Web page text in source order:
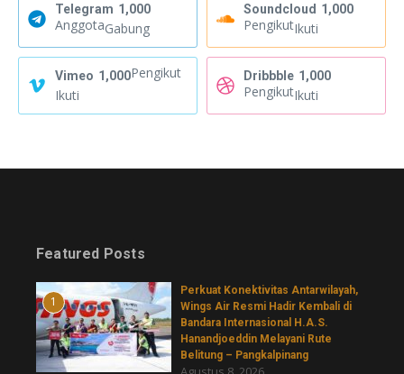
Telegram 1,000
AnggotaGabung
Soundcloud 1,000
PengikutIkuti
Vimeo 1,000Pengikut
Ikuti
Dribbble 1,000
PengikutIkuti
Featured Posts
1
Perkuat Konektivitas Antarwilayah,
Wings Air Resmi Hadir Kembali di
Bandara Internasional H.A.S.
Hanandjoeddin Melayani Rute
Belitung – Pangkalpinang